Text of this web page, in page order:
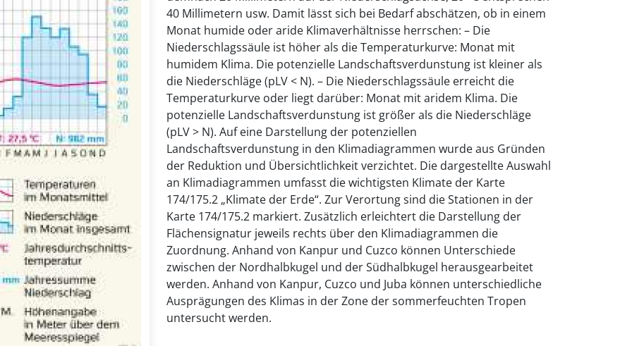
40 Millimetern usw. Damit lässt sich bei Bedarf abschätzen, ob in einem
Monat humide oder aride Klimaverhältnisse herrschen: – Die
Niederschlagssäule ist höher als die Temperaturkurve: Monat mit
humidem Klima. Die potenzielle Landschaftsverdunstung ist kleiner als
die Niederschläge (pLV < N). – Die Niederschlagssäule erreicht die
Temperaturkurve oder liegt darüber: Monat mit aridem Klima. Die
potenzielle Landschaftsverdunstung ist größer als die Niederschläge
(pLV > N). Auf eine Darstellung der potenziellen
Landschaftsverdunstung in den Klimadiagrammen wurde aus Gründen
der Reduktion und Übersichtlichkeit verzichtet. Die dargestellte Auswahl
an Klimadiagrammen umfasst die wichtigsten Klimate der Karte
174/175.2 „Klimate der Erde“. Zur Verortung sind die Stationen in der
Karte 174/175.2 markiert. Zusätzlich erleichtert die Darstellung der
Flächensignatur jeweils rechts über den Klimadiagrammen die
Zuordnung. Anhand von Kanpur und Cuzco können Unterschiede
zwischen der Nordhalbkugel und der Südhalbkugel herausgearbeitet
werden. Anhand von Kanpur, Cuzco und Juba können unterschiedliche
Ausprägungen des Klimas in der Zone der sommerfeuchten Tropen
untersucht werden.